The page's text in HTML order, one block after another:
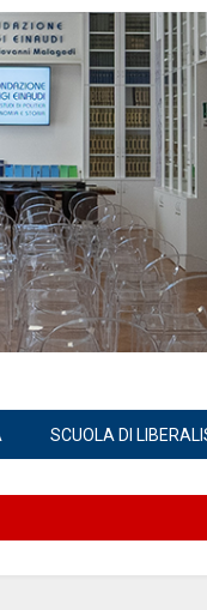
SCUOLA DI